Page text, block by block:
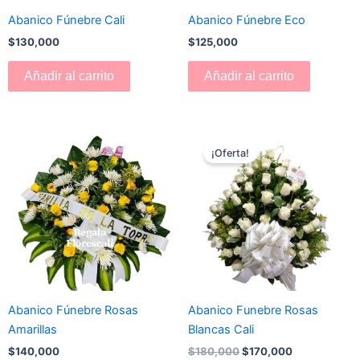
Abanico Fúnebre Cali
$130,000
Añadir al carrito
Abanico Fúnebre Eco
$125,000
Añadir al carrito
Abanico Fúnebre Rosas
Amarillas
$140,000
¡Oferta!
Abanico Funebre Rosas
Blancas Cali
$180,000
precio
original
era:
$180,000.
$170,000
es:
$170,000.